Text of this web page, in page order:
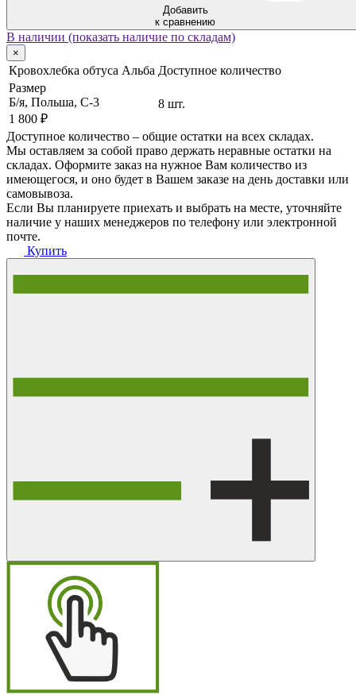
Добавить
к сравнению
В наличии (показать наличие по складам)
×
Кровохлебка обтуса Альба Доступное количество
Размер
Б/я, Польша, C-3
1 800 ₽
8 шт.
Доступное количество – общие остатки на всех складах.
Мы оставляем за собой право держать неравные остатки на
складах. Оформите заказ на нужное Вам количество из
имеющегося, и оно будет в Вашем заказе на день доставки или
самовывоза.
Если Вы планируете приехать и выбрать на месте, уточняйте
наличие у наших менеджеров по телефону или электронной
почте.
Купить